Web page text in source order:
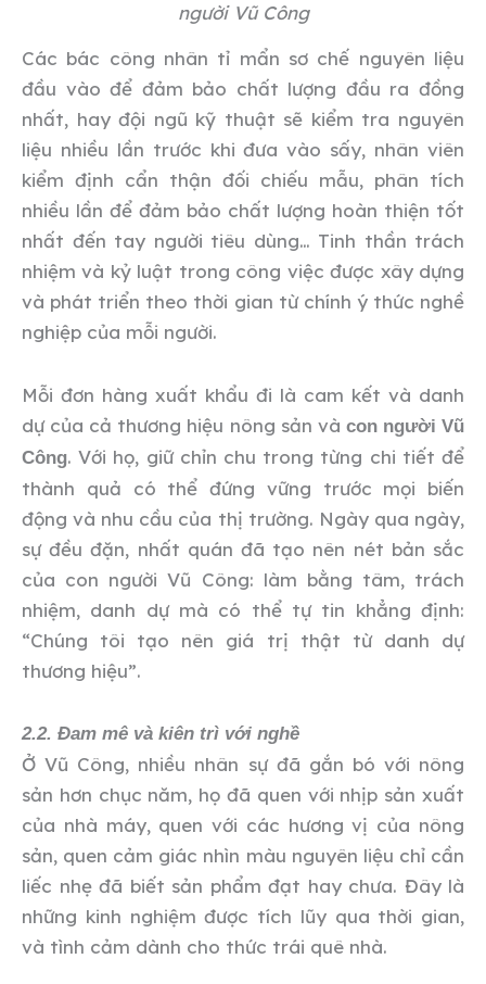
người Vũ Công
Các bác công nhân tỉ mẩn sơ chế nguyên liệu
đầu vào để đảm bảo chất lượng đầu ra đồng
nhất, hay đội ngũ kỹ thuật sẽ kiểm tra nguyên
liệu nhiều lần trước khi đưa vào sấy, nhân viên
kiểm định cẩn thận đối chiếu mẫu, phân tích
nhiều lần để đảm bảo chất lượng hoàn thiện tốt
nhất đến tay người tiêu dùng… Tinh thần trách
nhiệm và kỷ luật trong công việc được xây dựng
và phát triển theo thời gian từ chính ý thức nghề
nghiệp của mỗi người.
Mỗi đơn hàng xuất khẩu đi là cam kết và danh
dự của cả thương hiệu nông sản và con người Vũ
Công. Với họ, giữ chỉn chu trong từng chi tiết để
thành quả có thể đứng vững trước mọi biến
động và nhu cầu của thị trường. Ngày qua ngày,
sự đều đặn, nhất quán đã tạo nên nét bản sắc
của con người Vũ Công: làm bằng tâm, trách
nhiệm, danh dự mà có thể tự tin khẳng định:
“Chúng tôi tạo nên giá trị thật từ danh dự
thương hiệu”.
2.2. Đam mê và kiên trì với nghề
Ở Vũ Công, nhiều nhân sự đã gắn bó với nông
sản hơn chục năm, họ đã quen với nhịp sản xuất
của nhà máy, quen với các hương vị của nông
sản, quen cảm giác nhìn màu nguyên liệu chỉ cần
liếc nhẹ đã biết sản phẩm đạt hay chưa. Đây là
những kinh nghiệm được tích lũy qua thời gian,
và tình cảm dành cho thức trái quê nhà.